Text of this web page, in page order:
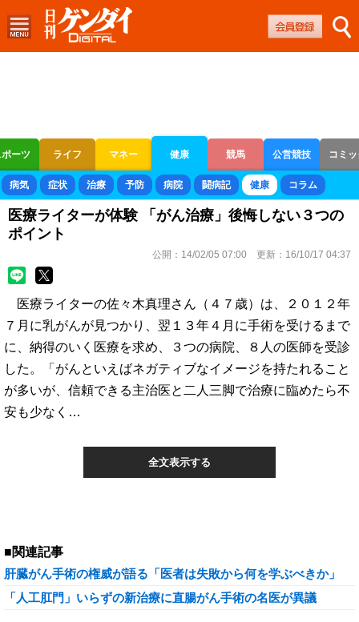
ーツ ライフ マネー 健康 競馬 公営競技 コミ
ボートレース 競輪 オートレース
病気 症状 治療 予防 病院 闘病記 健康 コラム
医療ライターが体験 「がん治療」後悔しない３つの
ポイント
公開： 14/02/05 07:00 更新： 16/10/17 04:37
医療ライターの佐々木真理さん（４７歳）は、２０１２年
７月に乳がんが見つかり、翌１３年４月に手術を受けるまで
に、納得のいく医療を求め、３つの病院、８人の医師を受診
した。「がんといえばネガティブなイメージを持たれること
が多いが、信頼できる主治医と二人三脚で治療に臨めたら不
安も少なく…
全文表示する
■関連記事
肝臓がん手術の権威が語る「医者は失敗から何を学ぶべきか」
「人工肛門」いらずの新治療に直腸がん手術の名医が異議